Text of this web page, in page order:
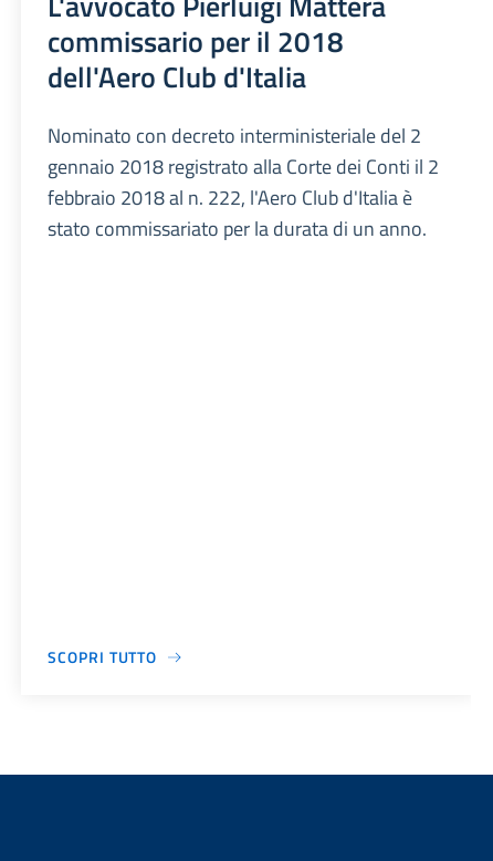
commissario per il 2018
dell'Aero Club d'Italia
Nominato con decreto interministeriale del 2
gennaio 2018 registrato alla Corte dei Conti il 2
febbraio 2018 al n. 222, l'Aero Club d'Italia è
stato commissariato per la durata di un anno.
SCOPRI TUTTO